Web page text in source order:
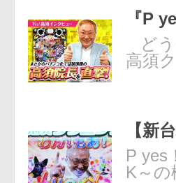
『P
どう
高須
【新
P yes
K～